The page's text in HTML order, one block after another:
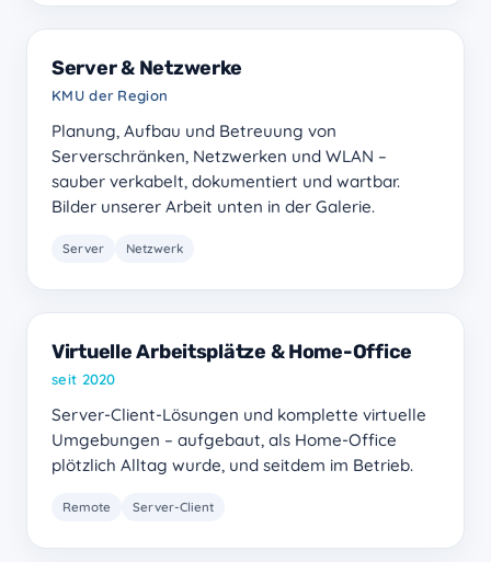
Server & Netzwerke
KMU der Region
Planung, Aufbau und Betreuung von
Serverschränken, Netzwerken und WLAN –
sauber verkabelt, dokumentiert und wartbar.
Bilder unserer Arbeit unten in der Galerie.
Server Netzwerk
Virtuelle Arbeitsplätze & Home-Office
seit 2020
Server-Client-Lösungen und komplette virtuelle
Umgebungen – aufgebaut, als Home-Office
plötzlich Alltag wurde, und seitdem im Betrieb.
Remote Server-Client